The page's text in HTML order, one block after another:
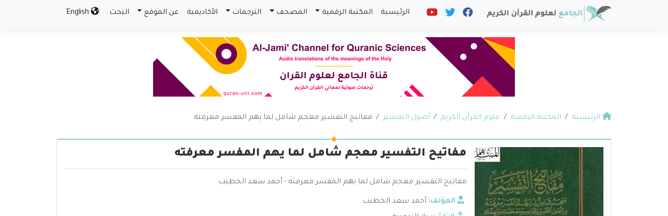
الرئيسية المكتبة الرقمية المصحف الترجمات الأكاديمية عن الموقع البحث
الرئيسية المكتبة الرقمية علوم القرآن الكريم أصول التفسير مفاتيح التفسير معجم شامل لما يهم المفسر معرفته
مفاتيح التفسير معجم شامل لما يهم المفسر معرفته
مفاتيح التفسير معجم شامل لما يهم المفسر معرفته - أحمد سعد الخطيب
المؤلف: أحمد سعد الخطيب